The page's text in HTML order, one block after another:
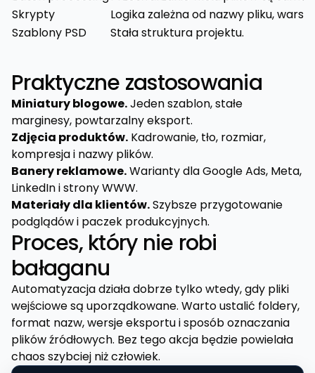
Skrypty
Logika zależna od nazwy pliku,
Szablony PSD
Stała struktura projektu.
Praktyczne zastosowania
Miniatury blogowe.Jeden szablon, stałe
marginesy, powtarzalny eksport.
Zdjęcia produktów. Kadrowanie, tło, rozmiar,
kompresja i nazwy plików.
Banery reklamowe.Warianty dla Google Ads, Meta,
LinkedIn i strony WWW.
Materiały dla klientów.Szybsze przygotowanie
podglądów i paczek produkcyjnych.
Proces, który nie robi
bałaganu
Automatyzacja działa dobrze tylko wtedy, gdy pliki
wejściowe są uporządkowane. Warto ustalić foldery,
format nazw, wersje eksportu i sposób oznaczania
plików źródłowych. Bez tego akcja będzie powielała
chaos szybciej niż człowiek.